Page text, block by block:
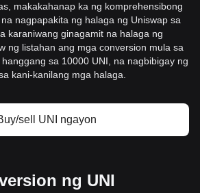
makakahanap ka ng komprehensibong
nagpapakita ng halaga ng Uniswap sa
karaniwang ginagamit na halaga ng
ng listahan ang mga conversion mula sa
sa 10000 UNI, na nagbibigay ng
kani-kanilang mga halaga.
sell UNI ngayon
ng UNI